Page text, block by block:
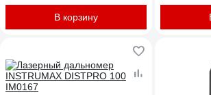
В корзину